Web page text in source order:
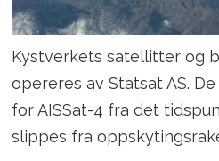
Kystverkets satellitter og
opereres av Statsat AS.
for AISSat-4 fra det
slippes fra